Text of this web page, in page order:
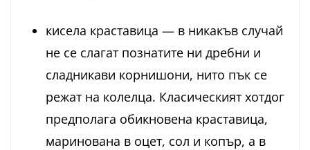
кисела краставица — в никакъв случай
не се слагат познатите ни дребни и
сладникави корнишони, нито пък се
режат на колелца. Класическият хотдог
предполага обикновена краставица,
маринована в оцет, сол и копър, а в